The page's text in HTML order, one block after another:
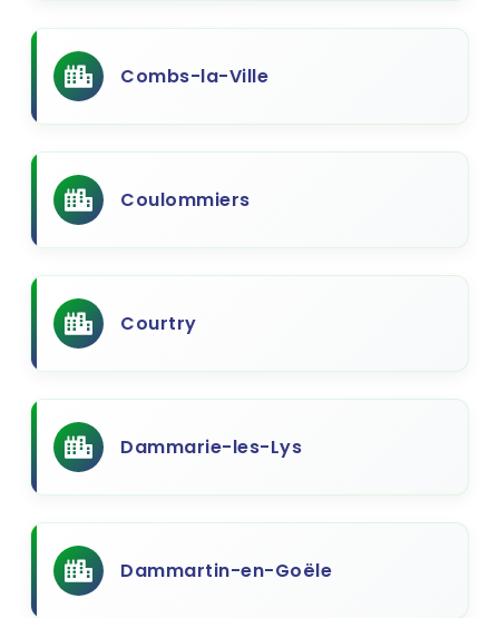
Combs-la-Ville
Coulommiers
Courtry
Dammarie-les-Lys
Dammartin-en-Goële